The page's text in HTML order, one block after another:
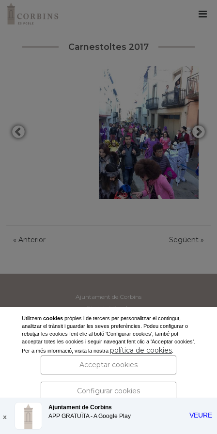
Carnestoltes 2017
«Anterior Següent »
Ajuntament de Corbins
Pl. de la Vila, s/n
25137 Corbins (Lleida)
Tel: 973 190 117 -secretaria@corbins.cat
Avís legal i política de privacitat
Utilitzem cookiespròpies i de tercers per personalitzar el contingut,
analitzar el trànsit i guardar les seves preferències. Podeu configurar o
rebutjar les cookies fent clic al botó 'Configurar cookies', també pot
acceptar totes les cookies i seguir navegant fent clic a 'Acceptar cookies'.
Per a més informació, visita la nostra política de cookies.
Acceptar cookies
Configurar cookies
Rebutjar cookies
x
Ajuntament de Corbins
APP GRATUÏTA - AGoogle Play VEURE